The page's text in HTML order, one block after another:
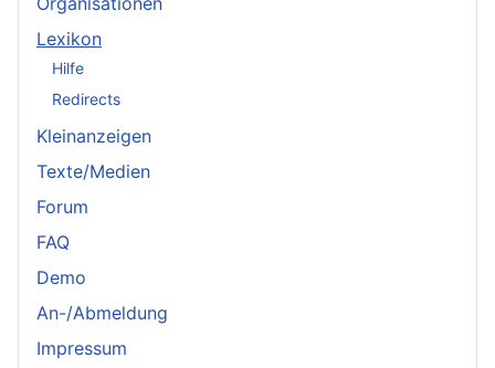
Lexikon
Hilfe
Redirects
Kleinanzeigen
Texte/Medien
Forum
FAQ
Demo
An-/Abmeldung
Impressum